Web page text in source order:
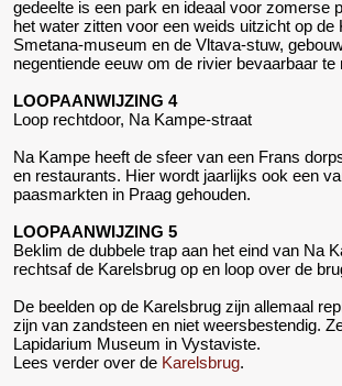
gedeelte is een park en ideaal voor zomerse
het water zitten voor een weids uitzicht op de
Smetana-museum en de Vltava-stuw,
negentiende eeuw om de rivier bevaarbaar te
LOOPAANWIJZING 4
Loop rechtdoor, Na Kampe-straat
Na Kampe heeft de sfeer van een Frans
en restaurants. Hier wordt jaarlijks ook een
paasmarkten in Praag gehouden.
LOOPAANWIJZING 5
Beklim de dubbele trap aan het eind van Na
rechtsaf de Karelsbrug op en loop over de
De beelden op de Karelsbrug zijn allemaal
zijn van zandsteen en niet weersbestendig.
Lapidarium Museum in Vystaviste.
Lees verder over de Karelsbrug.